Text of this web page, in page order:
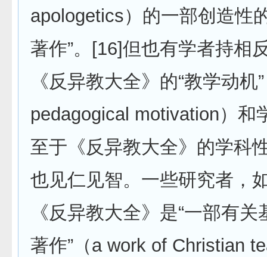
apologetics）的一部创造性
著作”。[16]但也有学者持相
《反异教大全》的“教学动机
pedagogical motivation）和
至于《反异教大全》的学科
也见仁见智。一些研究者，
《反异教大全》是“一部有
著作”（a work of Christian